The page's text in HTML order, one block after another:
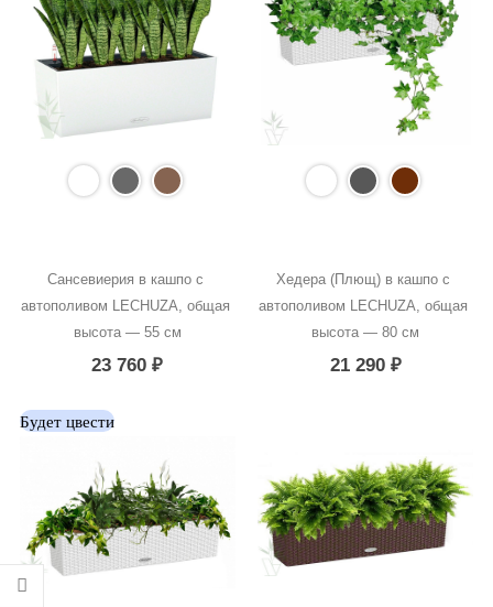
Сансевиерия в кашпо с
автополивом LECHUZA, общая
высота — 55 см
23 760₽
Хедера (Плющ) в кашпо с
автополивом LECHUZA, общая
высота — 80 см
21 290 ₽
Будет цвести